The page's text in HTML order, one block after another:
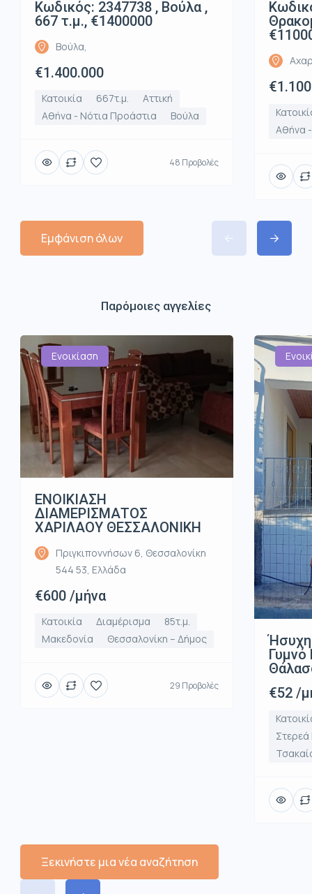
Κωδικός: 2347738 , Βούλα ,
667 τ.μ., €1400000
Βούλα,
€1.400.000
Κατοικία 667τ.μ.
Αττική
Αθήνα - Νότια Προάστια
Βούλα
48 Προβολές
Αθήνα
Εμφάνιση όλων
Παρόμοιες αγγελίες
Ενοικίαση
ΕΝΟΙΚΙΑΣΗ
ΔΙΑΜΕΡΙΣΜΑΤΟΣ
ΧΑΡΙΛΑΟΥ ΘΕΣΣΑΛΟΝΙΚΗ
Πριγκιποννήσων 6, Θεσσαλονίκη
544 53, Ελλάδα
€600 /μήνα
Κατοικία Διαμέρισμα
85τ.μ.
Μακεδονία
Θεσσαλονίκη – Δήμος
29 Προβολές
Γυμνό
€52 /
Ξεκινήστε μια νέα αναζήτηση